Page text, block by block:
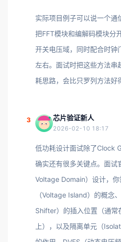
实际项目例子可以说一个通
把FFT模块和编解码模块分
开关电压域，同时配合时钟
左右。面试时把这些方法串
耗思路，会比只罗列方法好
3 芯片验证新人
2026-02-10 18:17
低功耗设计面试除了Clock
确实还有很多关键点。面
Voltage Domain）设计，
（Voltage Island）的概念
Shifter）的插入位置（通常
上），以及隔离单元（